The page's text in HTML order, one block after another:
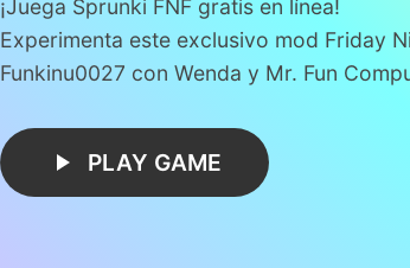
¡Juega Sprunki FNF gratis en línea!
Experimenta este exclusivo mod Friday
Funkinu0027 con Wenda y Mr. Fun
PLAY GAME